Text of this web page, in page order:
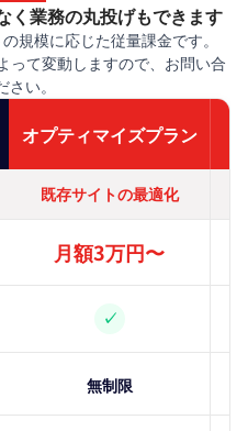
く業務の丸投げもできます
規模に応じた従量課金です。
って変動しますので、お問い合
い。
オプティマイズプラン
既存サイトの最適化
月額3万円〜
✓
無制限